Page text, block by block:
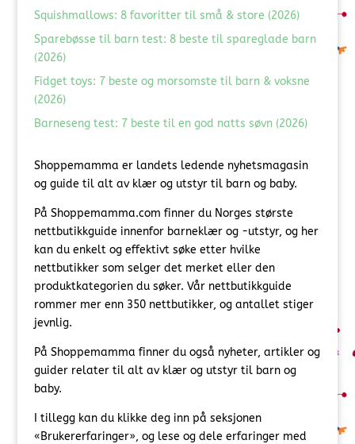
Squishmallows: 8 favoritter til små & store (2026)
Sparebøsse til barn test: 8 beste til spareglade barn
(2026)
Fidget toys: 7 beste og morsomste til barn & voksne
(2026)
Barneseng test: 7 beste til en god natts søvn (2026)
Shoppemamma er landets ledende nyhetsmagasin
og guide til alt av klær og utstyr til barn og baby.
På Shoppemamma.com finner du Norges største
nettbutikkguide innenfor barneklær og -utstyr, og her
kan du enkelt og effektivt søke etter hvilke
nettbutikker som selger det merket eller den
produktkategorien du søker. Vår nettbutikkguide
rommer mer enn 350 nettbutikker, og antallet stiger
jevnlig.
På Shoppemamma finner du også nyheter, artikler og
guider relater til alt av klær og utstyr til barn og
baby.
I tillegg kan du klikke deg inn på seksjonen
«Brukererfaringer», og lese og dele erfaringer med